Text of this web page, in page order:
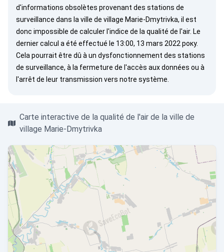
d'informations obsolètes provenant des stations de
surveillance dans la ville de village Marie-Dmytrivka, il est
donc impossible de calculer l'indice de la qualité de l'air. Le
dernier calcul a été effectué le 13:00, 13 mars 2022 року.
Cela pourrait être dû à un dysfonctionnement des stations
de surveillance, à la fermeture de l'accès aux données ou à
l'arrêt de leur transmission vers notre système.
Carte interactive de la qualité de l'air de la ville de
village Marie-Dmytrivka